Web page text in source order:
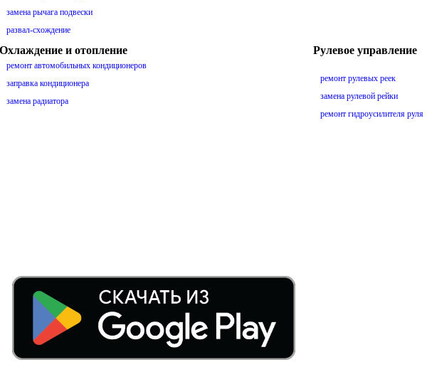
замена рычага подвески
развал-схождение
Охлаждение и отопление
ремонт автомобильных кондиционеров
заправка кондиционера
замена радиатора
Рулевое управление
ремонт рулевых реек
замена рулевой рейки
ремонт гидроусилителя руля